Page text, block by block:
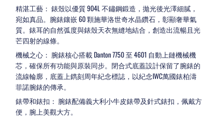
精湛工藝： 錶殼以優質 904L 不鏽鋼鍛造，拋光後光澤細膩，
宛如真品。腕錶鑲嵌 60 顆施華洛世奇水晶鑽石，彰顯奢華氣
質。錶耳的自然弧度與錶殼天衣無縫地結合，創造出流暢且光
芒四射的線條。
機械之心： 腕錶核心搭載 Danton 7750 至 4601 自動上鏈機械機
芯，確保所有功能與原裝同步。閉合式底蓋設計保留了腕錶的
流線輪廓，底蓋上鐫刻周年紀念標誌，以紀念IWC萬國錶柏濤
菲諾腕錶的傳承。
錶帶和錶扣： 腕錶配備義大利小牛皮錶帶及針式錶扣，佩戴方
便，腕上美觀大方。